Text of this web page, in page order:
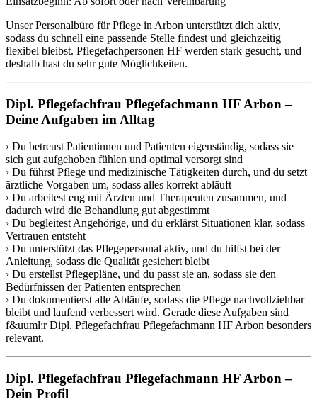
Unser Personalbüro für Pflege in Arbon unterstützt dich aktiv,
sodass du schnell eine passende Stelle findest und gleichzeitig
flexibel bleibst. Pflegefachpersonen HF werden stark gesucht, und
deshalb hast du sehr gute Möglichkeiten.
Dipl. Pflegefachfrau Pflegefachmann HF Arbon –
Deine Aufgaben im Alltag
› Du betreust Patientinnen und Patienten eigenständig, sodass sie
sich gut aufgehoben fühlen und optimal versorgt sind
› Du führst Pflege und medizinische Tätigkeiten durch, und du setzt
ärztliche Vorgaben um, sodass alles korrekt abläuft
› Du arbeitest eng mit Ärzten und Therapeuten zusammen, und
dadurch wird die Behandlung gut abgestimmt
› Du begleitest Angehörige, und du erklärst Situationen klar, sodass
Vertrauen entsteht
› Du unterstützt das Pflegepersonal aktiv, und du hilfst bei der
Anleitung, sodass die Qualität gesichert bleibt
› Du erstellst Pflegepläne, und du passt sie an, sodass sie den
Bedürfnissen der Patienten entsprechen
› Du dokumentierst alle Abläufe, sodass die Pflege nachvollziehbar
bleibt und laufend verbessert wird. Gerade diese Aufgaben sind
f&uuml;r Dipl. Pflegefachfrau Pflegefachmann HF Arbon besonders
relevant.
Dipl. Pflegefachfrau Pflegefachmann HF Arbon –
Dein Profil